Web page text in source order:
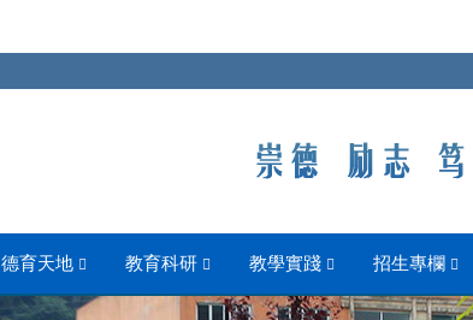
德育天地 教育科研 教學實踐 招生專欄